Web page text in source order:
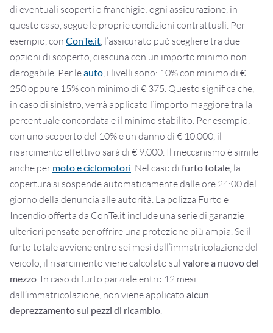
di eventuali scoperti o franchigie: ogni assicurazione, in
questo caso, segue le proprie condizioni contrattuali. Per
esempio, con ConTe.it, l’assicurato può scegliere tra due
opzioni di scoperto, ciascuna con un importo minimo non
derogabile. Per leauto, i livelli sono: 10% con minimo di €
250 oppure 15% con minimo di € 375. Questo significa che,
in caso di sinistro, verrà applicato l’importo maggiore tra la
percentuale concordata e il minimo stabilito. Per esempio,
con uno scoperto del 10% e un danno di € 10.000, il
risarcimento effettivo sarà di € 9.000. Il meccanismo è simile
anche per moto e ciclomotori. Nel caso di furto totale, la
copertura si sospende automaticamente dalle ore 24:00 del
giorno della denuncia alle autorità. La polizza Furto e
Incendio offerta da ConTe.it include una serie di garanzie
ulteriori pensate per offrire una protezione più ampia. Se il
furto totale avviene entro sei mesi dall’immatricolazione del
veicolo, il risarcimento viene calcolato sul valore a nuovo del
mezzo. In caso di furto parziale entro 12 mesi
dall’immatricolazione, non viene applicato alcun
deprezzamento sui pezzi di ricambio.